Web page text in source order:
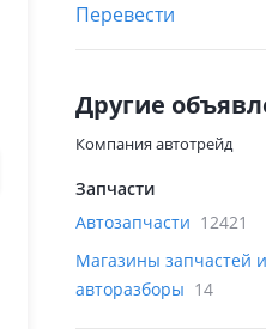
Перевести
Другие
Компания автотрейд
Запчасти
Автозапчасти 12421
Магазины запчастей и
авторазборы 14